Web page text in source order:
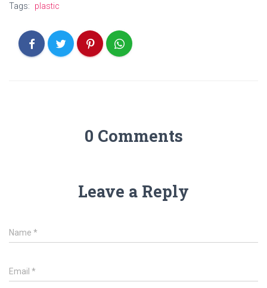
Tags: plastic
0 Comments
Leave a Reply
Name *
Email *